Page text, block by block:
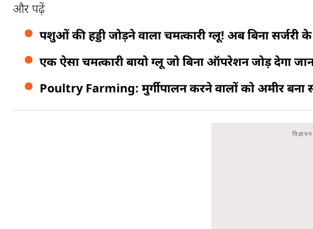
और पढ़ें
पशुओं की हड्डी जोड़ने वाला चमत्कारी ग्लू! अब बिना सर्जरी
एक ऐसा चमत्कारी बायो ग्लू जो बिना ऑपरेशन जोड़ देगा
Poultry Farming: मुर्गीपालन करने वालों को अमीर बना